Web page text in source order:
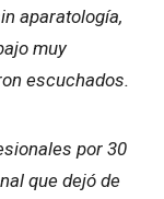
aparatología,
muy
escuchados.
por 30
que dejó de